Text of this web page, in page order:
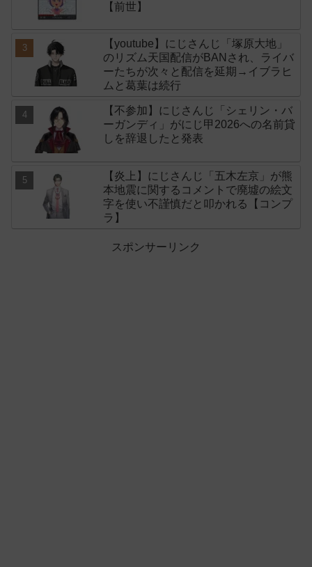
【前世】
【youtube】にじさんじ「塚原大地」
のリズム天国配信がBANされ、ライバ
ーたちが次々と配信を延期→イブラヒ
ムと葛葉は続行
【不参加】にじさんじ「シェリン・バ
ーガンディ」がにじ甲2026への名前貸
しを辞退したと発表
【炎上】にじさんじ「五木左京」が熊
本地震に関するコメントで廃墟の絵文
字を使い不謹慎だと叩かれる【コンプ
ラ】
スポンサーリンク